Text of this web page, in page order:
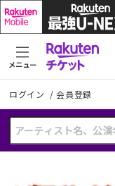
ログイン /会員登録
メニュー